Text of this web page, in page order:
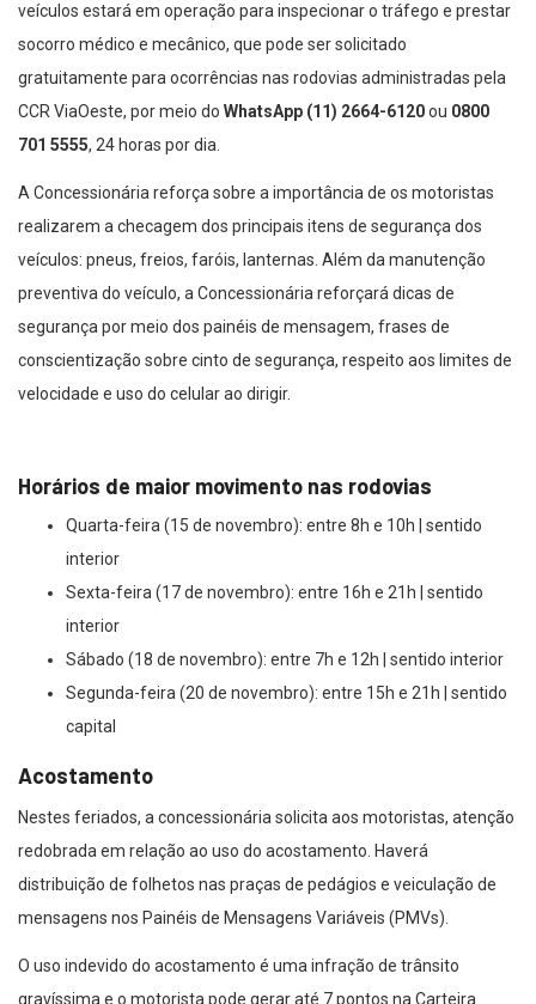
veículos estará em operação para inspecionar o tráfego e prestar
socorro médico e mecânico, que pode ser solicitado
gratuitamente para ocorrências nas rodovias administradas pela
CCR ViaOeste, por meio do WhatsApp (11) 2664-6120ou 0800
701 5555, 24 horas por dia.
A Concessionária reforça sobre a importância de os motoristas
realizarem a checagem dos principais itens de segurança dos
veículos: pneus, freios, faróis, lanternas. Além da manutenção
preventiva do veículo, a Concessionária reforçará dicas de
segurança por meio dos painéis de mensagem, frases de
conscientização sobre cinto de segurança, respeito aos limites de
velocidade e uso do celular ao dirigir.
Horários de maior movimento nas rodovias
Quarta-feira (15 de novembro): entre 8h e 10h | sentido
interior
Sexta-feira (17 de novembro): entre 16h e 21h | sentido
interior
Sábado (18 de novembro): entre 7h e 12h | sentido interior
Segunda-feira (20 de novembro): entre 15h e 21h | sentido
capital
Acostamento
Nestes feriados, a concessionária solicita aos motoristas, atenção
redobrada em relação ao uso do acostamento. Haverá
distribuição de folhetos nas praças de pedágios e veiculação de
mensagens nos Painéis de Mensagens Variáveis (PMVs).
O uso indevido do acostamento é uma infração de trânsito
gravíssima e o motorista pode gerar até 7 pontos na Carteira